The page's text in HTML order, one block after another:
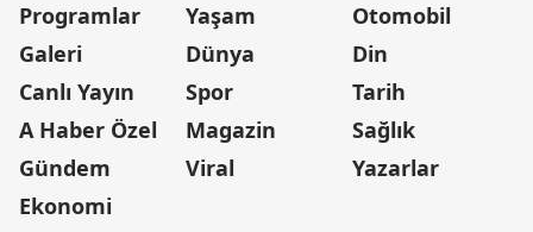
Programlar
Galeri
Canlı Yayın
A Haber Özel
Gündem
Ekonomi
Yaşam
Dünya
Spor
Magazin
Viral
Otomobil
Din
Tarih
Sağlık
Yazarlar